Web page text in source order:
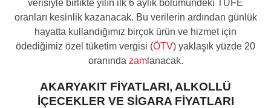
verisiyle birlikte yılın ilk 6 aylık bölümündeki TÜFE
oranları kesinlik kazanacak. Bu verilerin ardından günlük
hayatta kullandığımız birçok ürün ve hizmet için
ödediğimiz özel tüketim vergisi (ÖTV) yaklaşık yüzde 20
oranında zamlanacak.
AKARYAKIT FİYATLARI, ALKOLLÜ
İÇECEKLER VE SİGARA FİYATLARI